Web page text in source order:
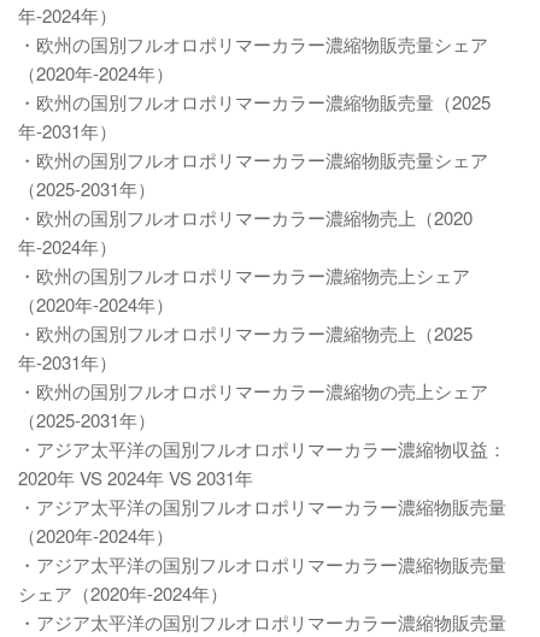
年-2024年）
・欧州の国別フルオロポリマーカラー濃縮物販売量シェア
（2020年-2024年）
・欧州の国別フルオロポリマーカラー濃縮物販売量（2025
年-2031年）
・欧州の国別フルオロポリマーカラー濃縮物販売量シェア
（2025-2031年）
・欧州の国別フルオロポリマーカラー濃縮物売上（2020
年-2024年）
・欧州の国別フルオロポリマーカラー濃縮物売上シェア
（2020年-2024年）
・欧州の国別フルオロポリマーカラー濃縮物売上（2025
年-2031年）
・欧州の国別フルオロポリマーカラー濃縮物の売上シェア
（2025-2031年）
・アジア太平洋の国別フルオロポリマーカラー濃縮物収益：
2020年 VS 2024年 VS 2031年
・アジア太平洋の国別フルオロポリマーカラー濃縮物販売量
（2020年-2024年）
・アジア太平洋の国別フルオロポリマーカラー濃縮物販売量
シェア（2020年-2024年）
・アジア太平洋の国別フルオロポリマーカラー濃縮物販売量